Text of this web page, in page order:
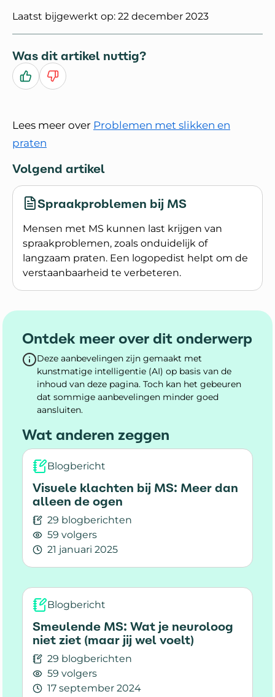
Laatst bijgewerkt op: 22 december 2023
Was dit artikel nuttig?
Ja Nee
Lees meer over Problemen met slikken en
praten
Volgend artikel
Spraakproblemen bij MS
Mensen met MS kunnen last krijgen van
spraakproblemen, zoals onduidelijk of
langzaam praten. Een logopedist helpt om de
verstaanbaarheid te verbeteren.
Lees meer over Spraakproblemen bij MS
Ontdek meer over dit onderwerp
Deze aanbevelingen zijn gemaakt met
kunstmatige intelligentie (AI) op basis van de
inhoud van deze pagina. Toch kan het gebeuren
dat sommige aanbevelingen minder goed
aansluiten.
Wat anderen zeggen
Blogbericht
Visuele klachten bij MS: Meer dan
alleen de ogen
29 blogberichten
59 volgers
21 januari 2025
Lees meer over Visuele klachten bij MS: Meer
Blogbericht
Smeulende MS: Wat je neuroloog
niet ziet (maar jij wel voelt)
29 blogberichten
59 volgers
17 september 2024